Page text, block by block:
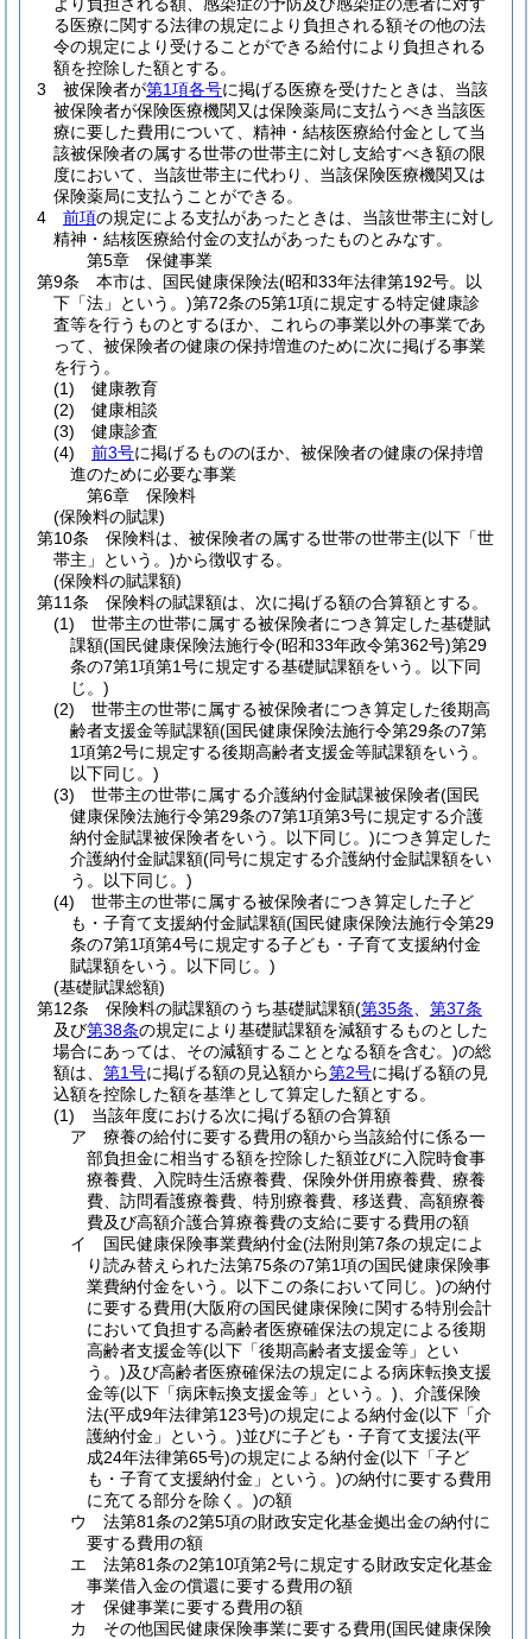
る医療に関する法律の規定により負担される額その他の法
令の規定により受けることができる給付により負担される
額を控除した額とする。
3
被保険者が第1項各号に掲げる医療を受けたときは、当該
被保険者が保険医療機関又は保険薬局に支払うべき当該医
療に要した費用について、精神・結核医療給付金として当
該被保険者の属する世帯の世帯主に対し支給すべき額の限
度において、当該世帯主に代わり、当該保険医療機関又は
保険薬局に支払うことができる。
4
前項の規定による支払があったときは、当該世帯主に対し
精神・結核医療給付金の支払があったものとみなす。
第5章
保健事業
第9条
本市は、国民健康保険法(昭和33年法律第192号。以
下「法」という。)第72条の5第1項に規定する特定健康診
査等を行うものとするほか、これらの事業以外の事業であ
って、被保険者の健康の保持増進のために次に掲げる事業
を行う。
(1)
健康教育
(2)
健康相談
(3)
健康診査
(4)
前3号に掲げるもののほか、被保険者の健康の保持増
進のために必要な事業
第6章
保険料
(保険料の賦課)
第10条
保険料は、被保険者の属する世帯の世帯主(以下「世
帯主」という。)から徴収する。
(保険料の賦課額)
第11条
保険料の賦課額は、次に掲げる額の合算額とする。
(1)
世帯主の世帯に属する被保険者につき算定した基礎賦
課額(国民健康保険法施行令(昭和33年政令第362号)第29
条の7第1項第1号に規定する基礎賦課額をいう。以下同
じ。)
(2)
世帯主の世帯に属する被保険者につき算定した後期高
齢者支援金等賦課額(国民健康保険法施行令第29条の7第
1項第2号に規定する後期高齢者支援金等賦課額をいう。
以下同じ。)
(3)
世帯主の世帯に属する介護納付金賦課被保険者(国民
健康保険法施行令第29条の7第1項第3号に規定する介護
納付金賦課被保険者をいう。以下同じ。)につき算定した
介護納付金賦課額(同号に規定する介護納付金賦課額をい
う。以下同じ。)
(4)
世帯主の世帯に属する被保険者につき算定した子ど
も・子育て支援納付金賦課額(国民健康保険法施行令第29
条の7第1項第4号に規定する子ども・子育て支援納付金
賦課額をいう。以下同じ。)
(基礎賦課総額)
第12条
保険料の賦課額のうち基礎賦課額(第35条
第37条
及び第38条の規定により基礎賦課額を減額するものとした
場合にあっては、その減額することとなる額を含む。)の総
額は、 第1号に掲げる額の見込額から第2号に掲げる額の見
込額を控除した額を基準として算定した額とする。
(1)
当該年度における次に掲げる額の合算額
ア
療養の給付に要する費用の額から当該給付に係る一
部負担金に相当する額を控除した額並びに入院時食事
療養費、入院時生活療養費、保険外併用療養費、療養
費、訪問看護療養費、特別療養費、移送費、高額療養
費及び高額介護合算療養費の支給に要する費用の額
イ
国民健康保険事業費納付金(法附則第7条の規定によ
り読み替えられた法第75条の7第1項の国民健康保険事
業費納付金をいう。以下この条において同じ。)の納付
に要する費用(大阪府の国民健康保険に関する特別会計
において負担する高齢者医療確保法の規定による後期
高齢者支援金等(以下「後期高齢者支援金等」とい
う。)及び高齢者医療確保法の規定による病床転換支援
金等(以下「病床転換支援金等」という。) 、介護保険
法(平成9年法律第123号)の規定による納付金(以下「介
護納付金」という。)並びに子ども・子育て支援法(平
成24年法律第65号)の規定による納付金(以下「子ど
も・子育て支援納付金」という。)の納付に要する費用
に充てる部分を除く。)の額
ウ
法第81条の2第5項の財政安定化基金拠出金の納付に
要する費用の額
エ
法第81条の2第10項第2号に規定する財政安定化基金
事業借入金の償還に要する費用の額
オ
保健事業に要する費用の額
カ
その他国民健康保険事業に要する費用(国民健康保険